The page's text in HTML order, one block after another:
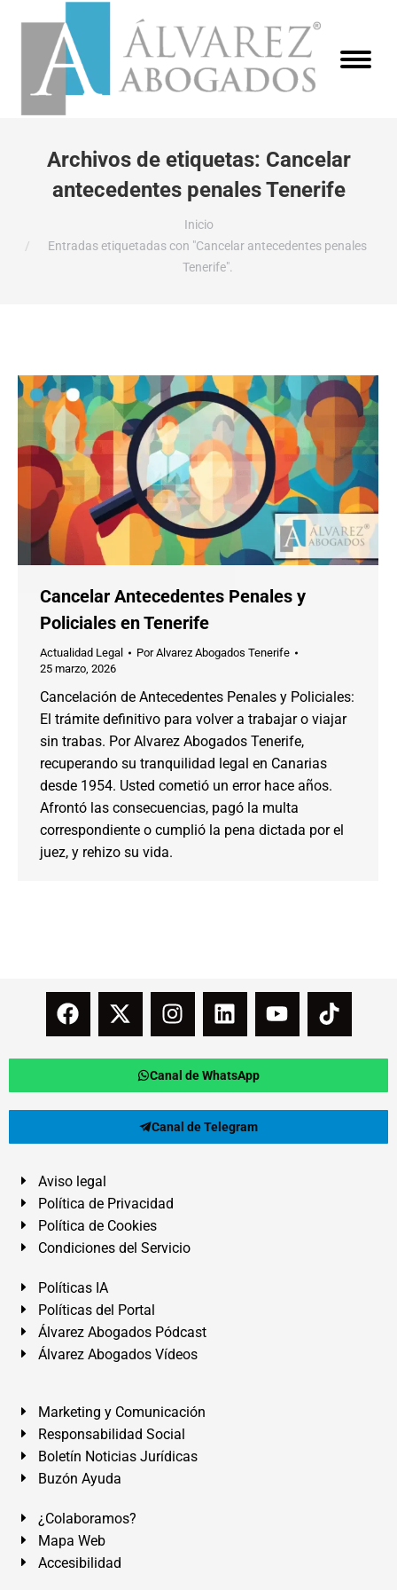
Archivos de etiquetas: Cancelar
antecedentes penales Tenerife
Inicio
Entradas etiquetadas con "Cancelar antecedentes penales
Tenerife".
Cancelar Antecedentes Penales y
Policiales en Tenerife
Actualidad Legal PorAlvarez Abogados Tenerife
25 marzo, 2026
Cancelación de Antecedentes Penales y Policiales:
El trámite definitivo para volver a trabajar o viajar
sin trabas. Por Alvarez Abogados Tenerife,
recuperando su tranquilidad legal en Canarias
desde 1954. Usted cometió un error hace años.
Afrontó las consecuencias, pagó la multa
correspondiente o cumplió la pena dictada por el
juez, y rehizo su vida.
Canal de WhatsApp
Canal de Telegram
Aviso legal
Política de Privacidad
Política de Cookies
Condiciones del Servicio
Políticas IA
Políticas del Portal
Álvarez Abogados Pódcast
Álvarez Abogados Vídeos
Marketing y Comunicación
Responsabilidad Social
Boletín Noticias Jurídicas
Buzón Ayuda
¿Colaboramos?
Mapa Web
Accesibilidad